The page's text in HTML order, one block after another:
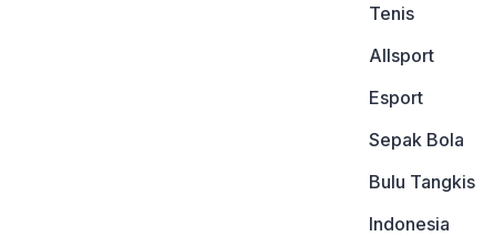
Tenis
Allsport
Esport
Sepak Bola
Bulu Tangkis
Indonesia